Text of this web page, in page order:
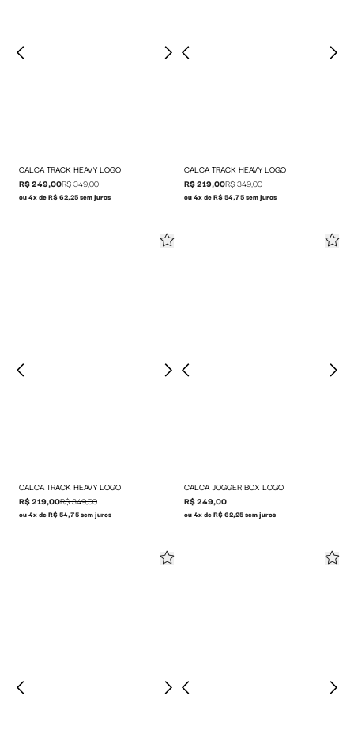
CALCA TRACK HEAVY LOGO
R$ 249,00R$ 349,00
ou 4x de R$ 62,25 sem juros
CALCA TRACK HEAVY LOGO
R$ 219,00R$ 349,00
ou 4x de R$ 54,75 sem juros
CALCA TRACK HEAVY LOGO
R$ 219,00R$ 349,00
ou 4x de R$ 54,75 sem juros
CALCA JOGGER BOX LOGO
R$ 249,00
ou 4x de R$ 62,25 sem juros